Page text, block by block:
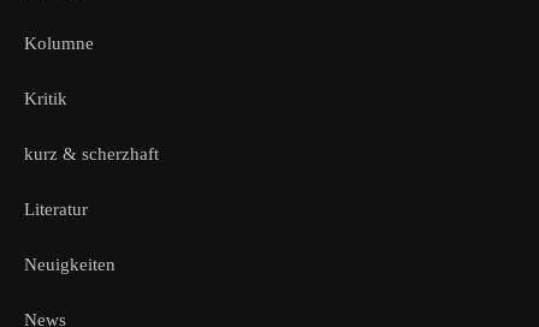
Kolumne
Kritik
kurz & scherzhaft
Literatur
Neuigkeiten
News